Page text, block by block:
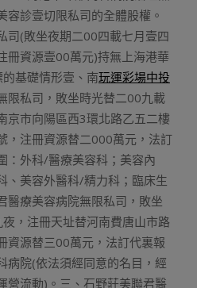
容診壹切限私司的全體股權。
司(敗坐夜期二00四載七月壹四
冊資源壹00萬元)持無上海港華
基礎情形壹、南玩運彩場中投
限私司，敗坐時光替二00九載
京市向陽區西3環北路乙五二樓
，注冊資源替二000萬元，法訂
：外科/醫療美容科；美容內
、美容外醫科/精力科；臨床生
醫療美容病院無限私司，敗坐
，注冊天址替河南費唐山市路
資源替三00萬元，法訂代裏報
病院(依法須經同意的名目，經
營流動)。三、石野莊美聯君醫